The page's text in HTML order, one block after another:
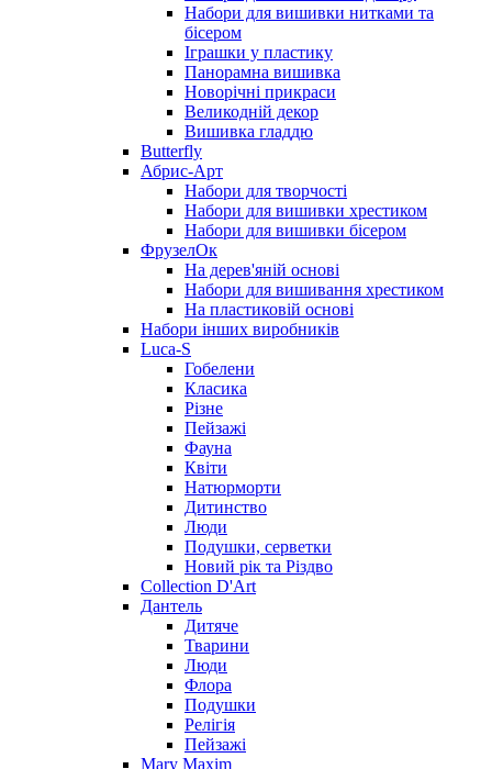
Набори для вишивки нитками та
бісером
Іграшки у пластику
Панорамна вишивка
Новорічні прикраси
Великодній декор
Вишивка гладдю
Butterfly
Абрис-Арт
Набори для творчості
Набори для вишивки хрестиком
Набори для вишивки бісером
ФрузелОк
На дерев'яній основі
Набори для вишивання хрестиком
На пластиковій основі
Набори інших виробників
Luca-S
Гобелени
Класика
Різне
Пейзажі
Фауна
Квіти
Натюрморти
Дитинство
Люди
Подушки, серветки
Новий рік та Різдво
Collection D'Art
Дантель
Дитяче
Тварини
Люди
Флора
Подушки
Релігія
Пейзажі
Mary Maxim